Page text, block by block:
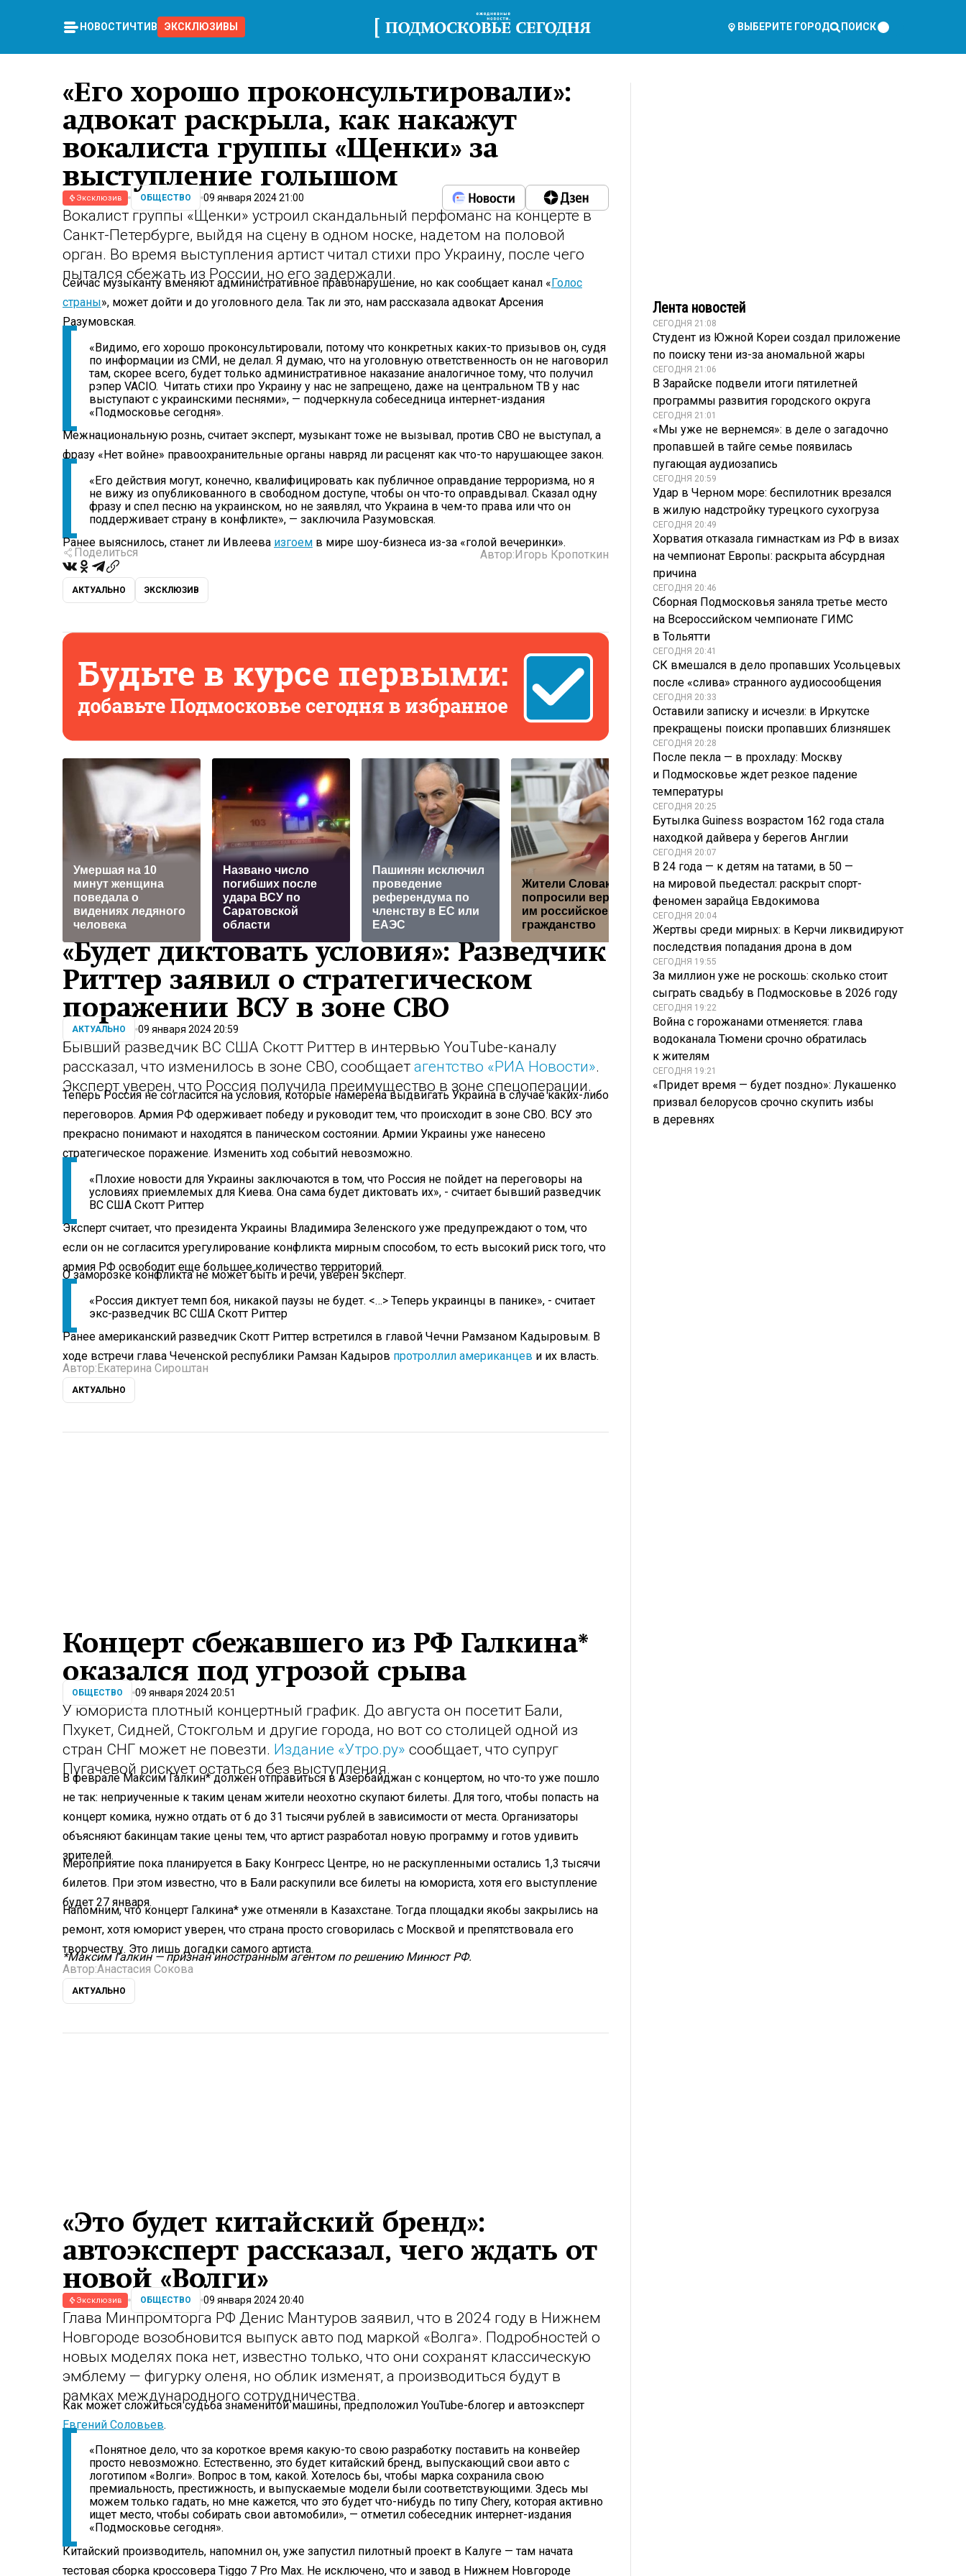
НОВОСТИ ЧТИВО ЭКСКЛЮЗИВЫ ВЫБЕРИТЕ ГОРОД ПОИСК
«Его хорошо проконсультировали»:
адвокат раскрыла, как накажут
вокалиста группы «Щенки» за
выступление голышом
Эксклюзив ОБЩЕСТВО 09 января 2024 21:00
Вокалист группы «Щенки» устроил скандальный перфоманс на концерте в
Санкт-Петербурге, выйдя на сцену в одном носке, надетом на половой
орган. Во время выступления артист читал стихи про Украину, после чего
пытался сбежать из России, но его задержали.
Сейчас музыканту вменяют административное правонарушение, но как сообщает канал « Голос
страны», может дойти и до уголовного дела. Так ли это, нам рассказала адвокат Арсения
Разумовская.
«Видимо, его хорошо проконсультировали, потому что конкретных каких-то призывов он, судя
по информации из СМИ, не делал. Я думаю, что на уголовную ответственность он не наговорил
там, скорее всего, будет только административное наказание аналогичное тому, что получил
рэпер VACIO. Читать стихи про Украину у нас не запрещено, даже на центральном ТВ у нас
выступают с украинскими песнями», — подчеркнула собеседница интернет-издания
«Подмосковье сегодня».
Межнациональную рознь, считает эксперт, музыкант тоже не вызывал, против СВО не выступал, а
фразу «Нет войне» правоохранительные органы навряд ли расценят как что-то нарушающее закон.
«Его действия могут, конечно, квалифицировать как публичное оправдание терроризма, но я
не вижу из опубликованного в свободном доступе, чтобы он что-то оправдывал. Сказал одну
фразу и спел песню на украинском, но не заявлял, что Украина в чем-то права или что он
поддерживает страну в конфликте», — заключила Разумовская.
Ранее выяснилось, станет ли Ивлеева изгоем в мире шоу-бизнеса из-за «голой вечеринки».
Поделиться Автор:Игорь Кропоткин
АКТУАЛЬНО ЭКСКЛЮЗИВ
Умершая на 10
минут женщина
поведала о
видениях ледяного
человека
Названо число
погибших после
удара ВСУ по
Саратовской
области
Пашинян исключил
проведение
референдума по
членству в ЕС или
ЕАЭС
Жители Словакии
попросили вернуть
им российское
гражданство
Skoda представила
новый
электрический
кроссовер Peaq
российской ракете
«Будет диктовать условия»: Разведчик
Риттер заявил о стратегическом
поражении ВСУ в зоне СВО
АКТУАЛЬНО 09 января 2024 20:59
Бывший разведчик ВС США Скотт Риттер в интервью YouTube-каналу
рассказал, что изменилось в зоне СВО, сообщает агентство «РИА Новости».
Эксперт уверен, что Россия получила преимущество в зоне спецоперации.
Теперь Россия не согласится на условия, которые намерена выдвигать Украина в случае каких-либо
переговоров. Армия РФ одерживает победу и руководит тем, что происходит в зоне СВО. ВСУ это
прекрасно понимают и находятся в паническом состоянии. Армии Украины уже нанесено
стратегическое поражение. Изменить ход событий невозможно.
«Плохие новости для Украины заключаются в том, что Россия не пойдет на переговоры на
условиях приемлемых для Киева. Она сама будет диктовать их», - считает бывший разведчик
ВС США Скотт Риттер
Эксперт считает, что президента Украины Владимира Зеленского уже предупреждают о том, что
если он не согласится урегулирование конфликта мирным способом, то есть высокий риск того, что
армия РФ освободит еще большее количество территорий.
О заморозке конфликта не может быть и речи, уверен эксперт.
«Россия диктует темп боя, никакой паузы не будет. <…> Теперь украинцы в панике», - считает
экс-разведчик ВС США Скотт Риттер
Ранее американский разведчик Скотт Риттер встретился в главой Чечни Рамзаном Кадыровым. В
ходе встречи глава Чеченской республики Рамзан Кадыров протроллил американцев и их власть.
Автор: Екатерина Сироштан
АКТУАЛЬНО
Концерт сбежавшего из РФ Галкина*
оказался под угрозой срыва
ОБЩЕСТВО 09 января 2024 20:51
У юмориста плотный концертный график. До августа он посетит Бали,
Пхукет, Сидней, Стокгольм и другие города, но вот со столицей одной из
стран СНГ может не повезти. Издание «Утро.ру» сообщает, что супруг
Пугачевой рискует остаться без выступления.
В феврале Максим Галкин* должен отправиться в Азербайджан с концертом, но что-то уже пошло
не так: неприученные к таким ценам жители неохотно скупают билеты. Для того, чтобы попасть на
концерт комика, нужно отдать от 6 до 31 тысячи рублей в зависимости от места. Организаторы
объясняют бакинцам такие цены тем, что артист разработал новую программу и готов удивить
зрителей.
Мероприятие пока планируется в Баку Конгресс Центре, но не раскупленными остались 1,3 тысячи
билетов. При этом известно, что в Бали раскупили все билеты на юмориста, хотя его выступление
будет 27 января.
Напомним, что концерт Галкина* уже отменяли в Казахстане. Тогда площадки якобы закрылись на
ремонт, хотя юморист уверен, что страна просто сговорилась с Москвой и препятствовала его
творчеству. Это лишь догадки самого артиста.
*Максим Галкин — признан иностранным агентом по решению Минюст РФ.
Автор:Анастасия Сокова
АКТУАЛЬНО
«Это будет китайский бренд»:
автоэксперт рассказал, чего ждать от
новой «Волги»
Эксклюзив ОБЩЕСТВО 09 января 2024 20:40
Глава Минпромторга РФ Денис Мантуров заявил, что в 2024 году в Нижнем
Новгороде возобновится выпуск авто под маркой «Волга». Подробностей о
новых моделях пока нет, известно только, что они сохранят классическую
эмблему — фигурку оленя, но облик изменят, а производиться будут в
рамках международного сотрудничества.
Как может сложиться судьба знаменитой машины, предположил YouTube-блогер и автоэксперт
Евгений Соловьев.
«Понятное дело, что за короткое время какую-то свою разработку поставить на конвейер
просто невозможно. Естественно, это будет китайский бренд, выпускающий свои авто с
логотипом «Волги». Вопрос в том, какой. Хотелось бы, чтобы марка сохранила свою
премиальность, престижность, и выпускаемые модели были соответствующими. Здесь мы
можем только гадать, но мне кажется, что это будет что-нибудь по типу Chery, которая активно
ищет место, чтобы собирать свои автомобили», — отметил собеседник интернет-издания
«Подмосковье сегодня».
Китайский производитель, напомнил он, уже запустил пилотный проект в Калуге — там начата
тестовая сборка кроссовера Tiggo 7 Pro Max. Не исключено, что и завод в Нижнем Новгороде
Лента новостей
СЕГОДНЯ 21:08
Студент из Южной Кореи создал приложение
по поиску тени из-за аномальной жары
СЕГОДНЯ 21:06
В Зарайске подвели итоги пятилетней
программы развития городского округа
СЕГОДНЯ 21:01
«Мы уже не вернемся»: в деле о загадочно
пропавшей в тайге семье появилась
пугающая аудиозапись
СЕГОДНЯ 20:59
Удар в Черном море: беспилотник врезался
в жилую надстройку турецкого сухогруза
СЕГОДНЯ 20:49
Хорватия отказала гимнасткам из РФ в визах
на чемпионат Европы: раскрыта абсурдная
причина
СЕГОДНЯ 20:46
Сборная Подмосковья заняла третье место
на Всероссийском чемпионате ГИМС
в Тольятти
СЕГОДНЯ 20:41
СК вмешался в дело пропавших Усольцевых
после «слива» странного аудиосообщения
СЕГОДНЯ 20:33
Оставили записку и исчезли: в Иркутске
прекращены поиски пропавших близняшек
СЕГОДНЯ 20:28
После пекла — в прохладу: Москву
и Подмосковье ждет резкое падение
температуры
СЕГОДНЯ 20:25
Бутылка Guiness возрастом 162 года стала
находкой дайвера у берегов Англии
СЕГОДНЯ 20:07
В 24 года — к детям на татами, в 50 —
на мировой пьедестал: раскрыт спорт-
феномен зарайца Евдокимова
СЕГОДНЯ 20:04
Жертвы среди мирных: в Керчи ликвидируют
последствия попадания дрона в дом
СЕГОДНЯ 19:55
За миллион уже не роскошь: сколько стоит
сыграть свадьбу в Подмосковье в 2026 году
СЕГОДНЯ 19:22
Война с горожанами отменяется: глава
водоканала Тюмени срочно обратилась
к жителям
СЕГОДНЯ 19:21
«Придет время — будет поздно»: Лукашенко
призвал белорусов срочно скупить избы
в деревнях